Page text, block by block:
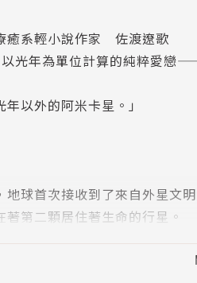
癒系輕小說作家 佐渡遼歌
光年為單位計算的純粹愛戀
年以外的阿米卡星。」
球首次接收到了來自外星文明
第二顆居住著生命的行星。